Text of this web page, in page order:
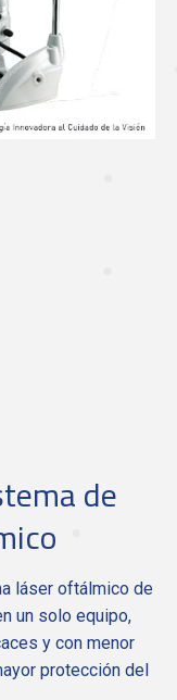
de
láser oftálmico de
un solo equipo,
y con menor
protección del